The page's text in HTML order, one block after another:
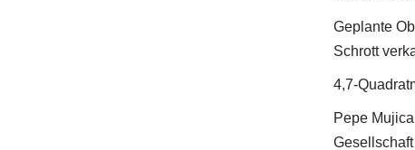
Geplante
Schrott
4,7-
Pepe
Gesellschaft